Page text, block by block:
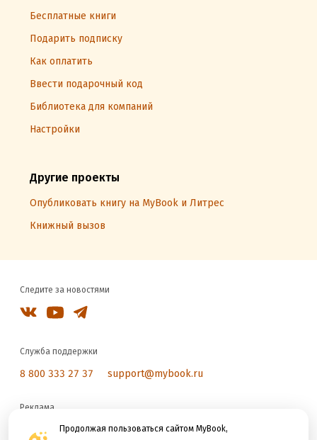
Продолжая пользоваться сайтом MyBook,
Бесплатные книги
Подарить подписку
Как оплатить
Ввести подарочный код
Библиотека для компаний
Настройки
Другие проекты
Опубликовать книгу на MyBook и Литрес
Книжный вызов
Следите за новостями
Служба поддержки
8 800 333 27 37 support@mybook.ru
Реклама
reklama@litres.ru